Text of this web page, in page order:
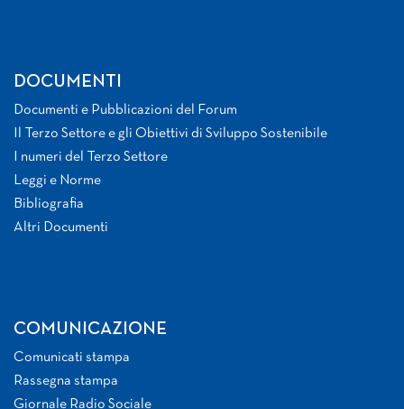
DOCUMENTI
Documenti e Pubblicazioni del Forum
Il Terzo Settore e gli Obiettivi di Sviluppo Sostenibile
I numeri del Terzo Settore
Leggi e Norme
Bibliografia
Altri Documenti
COMUNICAZIONE
Comunicati stampa
Rassegna stampa
Giornale Radio Sociale